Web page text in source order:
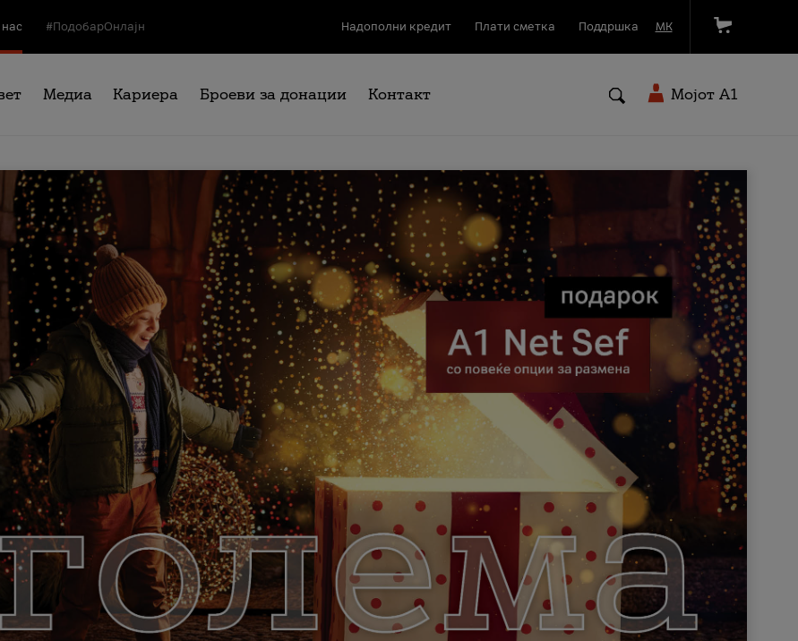
#ПодобарОнлајн Надополни кредит Плати сметка Поддршка МК
Медиа Кариера Броеви за донации Контакт Мојот A1